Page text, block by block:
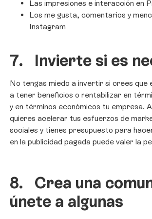
Las impresiones e interacción en
Los me gusta, comentarios y
Instagram
7. Invierte si es
No tengas miedo a invertir si crees que
a tener beneficios o rentabilizar en
y en términos económicos tu empresa.
quieres acelerar tus esfuerzos de
sociales y tienes presupuesto para
en la publicidad pagada puede valer la
8. Crea una
únete a algunas